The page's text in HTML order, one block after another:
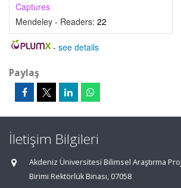
Captures
Mendeley - Readers: 22
- see details
Paylaş
İletişim Bilgileri
Akdeniz Üniversitesi Bilimsel Araştırma
Birimi Rektörlük Binası, 07058